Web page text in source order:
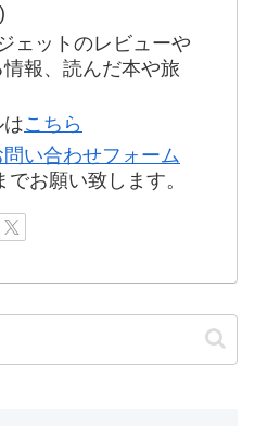
ェットのレビューや
報、読んだ本や旅
こちら
問い合わせフォーム
でお願い致します。